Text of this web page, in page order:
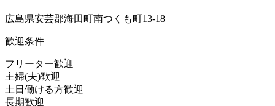
広島県安芸郡海田町南つくも町13-18
歓迎条件
フリーター歓迎
主婦(夫)歓迎
土日働ける方歓迎
長期歓迎